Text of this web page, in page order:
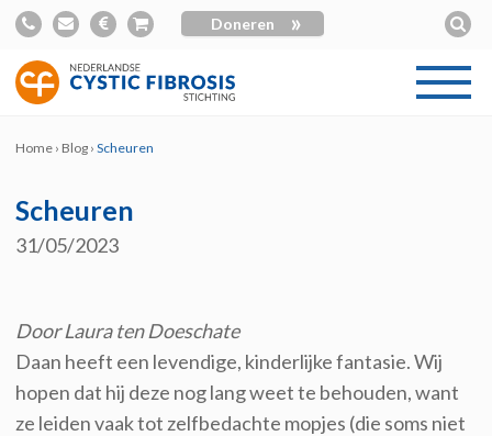
Doneren »
Home › Blog ›Scheuren
Scheuren
31/05/2023
Door Laura ten Doeschate
Daan heeft een levendige, kinderlijke fantasie. Wij
hopen dat hij deze nog lang weet te behouden, want
ze leiden vaak tot zelfbedachte mopjes (die soms niet